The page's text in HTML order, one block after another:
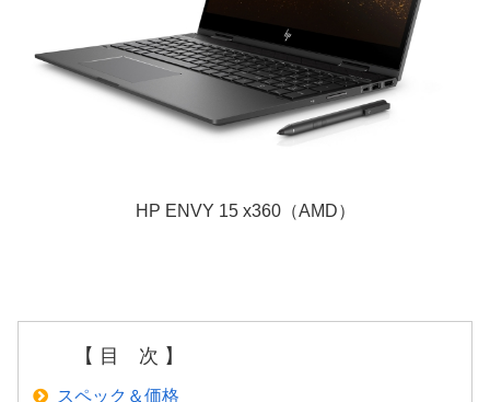
HP ENVY 15 x360（AMD）
【 目 次 】
スペック＆価格